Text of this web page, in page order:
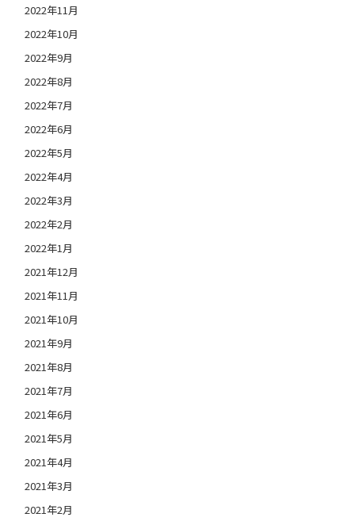
2022年11月
2022年10月
2022年9月
2022年8月
2022年7月
2022年6月
2022年5月
2022年4月
2022年3月
2022年2月
2022年1月
2021年12月
2021年11月
2021年10月
2021年9月
2021年8月
2021年7月
2021年6月
2021年5月
2021年4月
2021年3月
2021年2月